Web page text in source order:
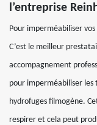
l’entreprise
Pour imperméabiliser
C’est le meilleur
accompagnement
pour imperméabiliser
hydrofuges filmogène.
respirer et cela peut